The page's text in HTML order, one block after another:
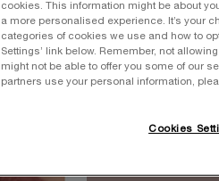
cookies. This information might be about
a more personalised experience. It’s your
categories of cookies we use and how to
Settings’ link below. Remember, not
might not be able to offer you some of our
partners use your personal information,
Cookies